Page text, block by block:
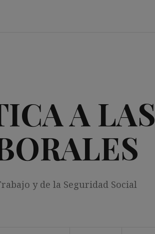
A LAS
y de la Seguridad Social